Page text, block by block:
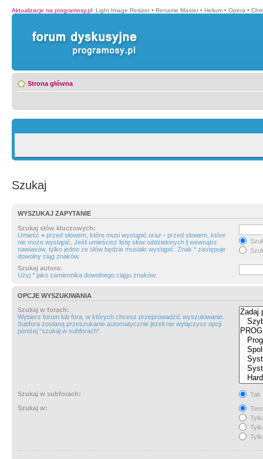
Aktualizacje na programosy.pl: Light Image Resizer • Rename Master • Helium • Opera •
Strona główna
Szukaj
WYSZUKAJ ZAPYTANIE
Szukaj słów kluczowych:
Umieść + przed słowem, które musi wystąpić oraz - przed słowem, które
nie może wystąpić. Jeśli umieścisz listę słów oddzielonych | wewnątrz
nawiasów, tylko jedno ze słów będzie musiało wystąpić. Znak * zastępuje
dowolny ciąg znaków.
Szukaj autora:
Użyj * jako zamiennika dowolnego ciągu znaków.
OPCJE WYSZUKIWANIA
Szukaj w forach:
Wybierz forum lub fora, w których chcesz przeprowadzić wyszukiwanie.
Subfora zostaną przeszukanie automatycznie jeżeli nie wyłączysz opcji
poniżej “szukaj w subforach“.
Szukaj w subforach:
Tak
Szukaj w: